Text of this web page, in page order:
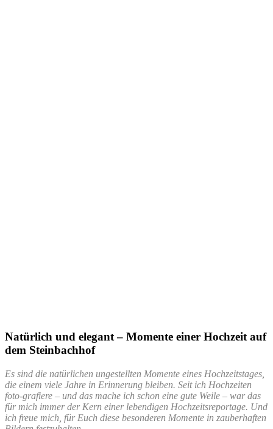
Natürlich und elegant – Momente einer Hochzeit auf
dem Steinbachhof
Es sind die natürlichen ungestellten Momente eines Hochzeitstages,
die einem viele Jahre in Erinnerung bleiben. Seit ich Hochzeiten
foto-grafiere – und das mache ich schon eine gute Weile – war das
für mich immer der Kern einer lebendigen Hochzeitsreportage. Und
ich freue mich, für Euch diese besonderen Momente in zauberhaften